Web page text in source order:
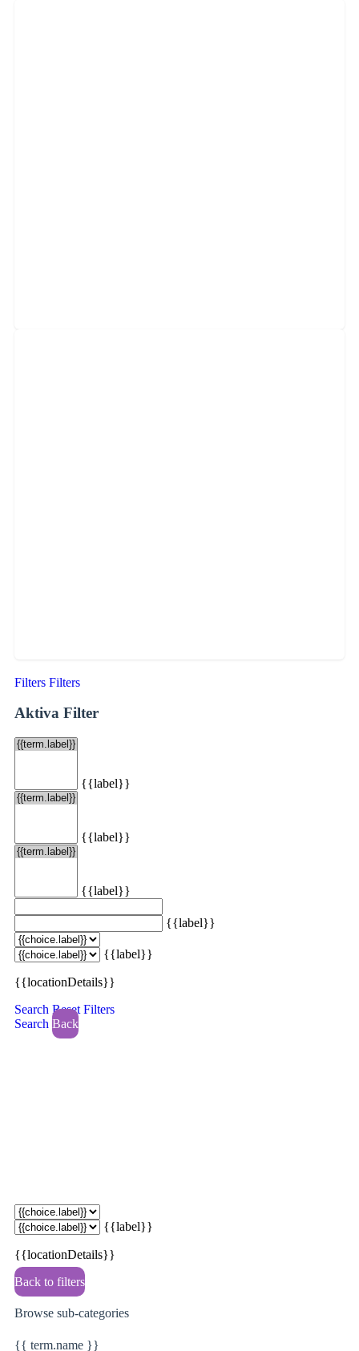
Filters Filters
Aktiva Filter
{{label}}
{{label}}
{{label}}
{{label}}
{{label}}
{{locationDetails}}
Search Reset Filters
Search Back
{{label}}
{{locationDetails}}
Back to filters
Browse sub-categories
{{ term.name }}